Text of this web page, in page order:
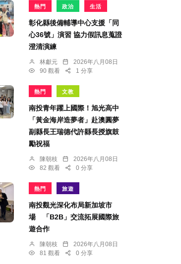
熱門 政治 生活
彰化縣後備輔導中心支援「同
心36號」演習 協力假訊息蒐證
澄清演練
林獻元
2026年八月08日
90 觀看
1 分享
熱門 文教
南投青年躍上國際！旭光高中
「黃金海岸造夢者」赴澳圓夢
副縣長王瑞德代許縣長授旗鼓
勵祝福
陳朝枝
2026年八月08日
82 觀看
0 分享
熱門 旅遊
南投觀光深化布局新加坡市
場 「B2B」交流拓展國際旅
遊合作
陳朝枝
2026年八月08日
81 觀看
0 分享